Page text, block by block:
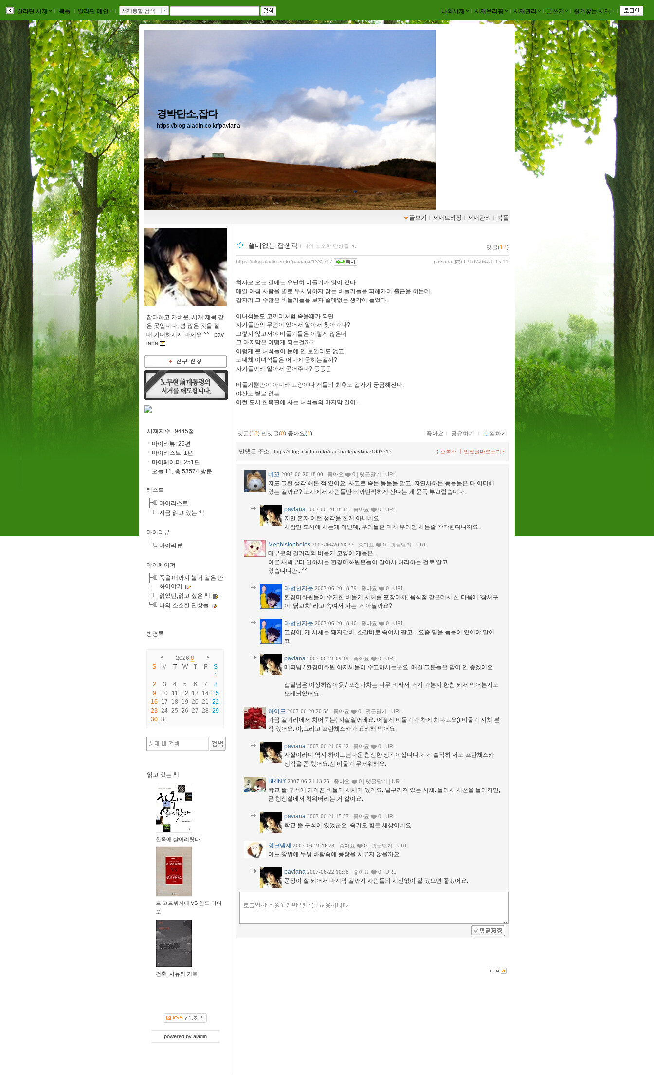
알라딘 서재 ｌ 북플 ｌ 알라딘 메인 ｌ 서재통합 검색 나의서재 ｌ 서재브리핑 ｌ 서재관리 ｌ 글쓰기 ｌ 즐겨찾는 서재 ｌ
경박단소,잡다
https://blog.aladin.co.kr/paviana
글보기 ｌ 서재브리핑 ｌ 서재관리 ｌ 북플
잡다하고 가벼운, 서재 제목 같
은 곳입니다. 넘 많은 것을 절
대 기대하시지 마세요 ^^ - pav
iana
서재지수 : 9445점
마이리뷰: 25편
마이리스트: 1 편
마이페이퍼: 251 편
오늘 11, 총 53574 방문
리스트
마이리스트
지금 읽고 있는 책
마이리뷰
마이리뷰
마이페이퍼
죽을 때까지 볼거 같은 만
화이야기
읽었던,읽고 싶은 책
나의 소소한 단상들
방명록
2026 8
S
M T W T F
S
1
2
3 4 5 6 7
8
9
10 11 12 13 14 15
16
17 18 19 20 21
22
23 24 25 26 27 28 29
30 31
읽고 있는 책
한옥에 살어리랏다
르 코르뷔지에 VS 안도 타다
오
건축, 사유의 기호
powered by aladin
쓸데없는 잡생각 ｌ 나의 소소한 단상들 댓글(12)
paviana ( ) l 2007-06-20 15:11
https://blog.aladin.co.kr/paviana/1332717
회사로 오는 길에는 유난히 비둘기가 많이 있다.
매일 아침 사람을 별로 무서워하지 않는 비둘기들을 피해가며 출근을 하는데,
갑자기 그 수많은 비둘기들을 보자 쓸데없는 생각이 들었다.
이녀석들도 코끼리처럼 죽을때가 되면
자기들만의 무덤이 있어서 알아서 찾아가나?
그렇지 않고서야 비둘기들은 이렇게 많은데
그 마지막은 어떻게 되는걸까?
이렇게 큰 녀석들이 눈에 안 보일리도 없고,
도대체 이녀석들은 어디에 묻히는걸까?
자기들끼리 알아서 묻어주나? 등등등
비둘기뿐만이 아니라 고양이나 개들의 최후도 갑자기 궁금해진다.
야산도 별로 없는
이런 도시 한복판에 사는 녀석들의 마지막 길이...
댓글(12) 먼댓글(0) 좋아요(1) 좋아요 ｌ 공유하기 ｌ 찜하기
먼댓글 주소 : https://blog.aladin.co.kr/trackback/paviana/1332717 먼댓글바로쓰기
주소복사
네꼬 2007-06-20 18:00 좋아요 0 댓글달기 URL
저도 그런 생각 해본 적 있어요. 사고로 죽는 동물들 말고, 자연사하는 동물들은 다 어디에
있는 걸까요? 도시에서 사람들만 삐까번쩍하게 산다는 게 문득 부끄럽습니다.
paviana 2007-06-20 18:15 좋아요 0 URL
저만 혼자 이런 생각을 한게 아니네요.
사람만 도시에 사는게 아닌데, 우리들은 마치 우리만 사는줄 착각한다니까요.
Mephistopheles 2007-06-20 18:33 좋아요 0 댓글달기 URL
대부분의 길거리의 비둘기 고양이 개들은...
이른 새벽부터 일하시는 환경미화원분들이 알아서 처리하는 걸로 알고
있습니다만...^^
마법천자문 2007-06-20 18:39 좋아요 0 URL
환경미화원들이 수거한 비둘기 시체를 포장마차, 음식점 같은데서 산 다음에 '참새구
이, 닭꼬치' 라고 속여서 파는 거 아닐까요?
마법천자문 2007-06-20 18:40 좋아요 0 URL
고양이, 개 시체는 돼지갈비, 소갈비로 속여서 팔고... 요즘 믿을 놈들이 있어야 말이
죠.
paviana 2007-06-21 09:19 좋아요 0 URL
메피님 / 환경미화원 아저씨들이 수고하시는군요. 매일 그분들은 맘이 안 좋겠어요.
삽질님은 이상하잖아욧 / 포장마차는 너무 비싸서 거기 가본지 한참 되서 먹어본지도
오래되었어요.
하이드 2007-06-20 20:58 좋아요 0 댓글달기 URL
가끔 길거리에서 치어죽는( 자살일꺼에요. 어떻게 비둘기가 차에 치냐고요;) 비둘기 시체 본
적 있어요. 아,그리고 프란체스카가 요리해 먹어요.
paviana 2007-06-21 09:22 좋아요 0 URL
자살이라니 역시 하이드님다운 참신한 생각이십니다.ㅎㅎ 솔직히 저도 프란체스카
생각을 좀 했어요.전 비둘기 무서워해요.
BRINY 2007-06-21 13:25 좋아요 0 댓글달기 URL
학교 뜰 구석에 가아끔 비둘기 시체가 있어요. 널부러져 있는 시체. 놀라서 시선을 돌리지만,
곧 행정실에서 치워버리는 거 같아요.
paviana 2007-06-21 15:57 좋아요 0 URL
학교 뜰 구석이 있었군요..죽기도 힘든 세상이네요
잉크냄새 2007-06-21 16:24 좋아요 0 댓글달기 URL
어느 땅위에 누워 바람속에 풍장을 치루지 않을까요.
paviana 2007-06-22 10:58 좋아요 0 URL
풍장이 잘 되어서 마지막 길까지 사람들의 시선없이 잘 갔으면 좋겠어요.